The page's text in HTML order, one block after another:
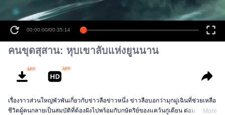
00:00:00/00:35:14
คนขุดสุสาน: หุบเขาลับแห่งยูนนาน
เรื่องราวส่วนใหญ่พัวพันเกี่ยวกับข่าวลือข่าวหนึ่ง ข่าวลือบอกว่ามุกมู่เฉินที่ช่วยเหลือ
ชีวิตผู้คนกลายเป็นสมบัติที่ต้องฝังไปพร้อมกับกษัตริย์ของแคว้นกู่เตียน ต่อมาโมจิน
More